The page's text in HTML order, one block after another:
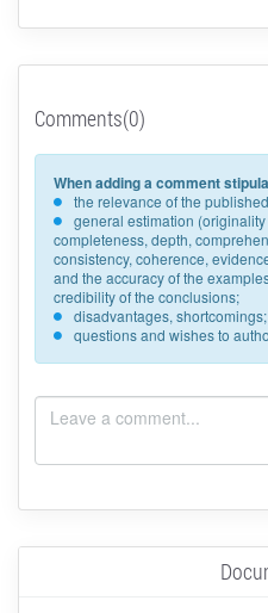
Comments(0)
When adding a comment
the relevance of the
general estimation
completeness, depth,
consistency, coherence,
and the accuracy of the
credibility of the conclusions;
disadvantages, shortcomings;
questions and wishes to